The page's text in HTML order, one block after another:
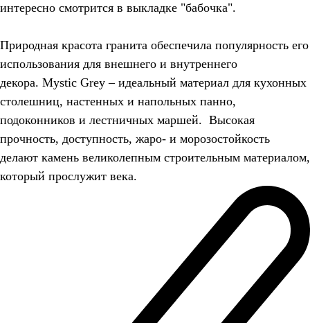
интересно смотрится в выкладке "бабочка".
Природная красота гранита обеспечила популярность его
использования для внешнего и внутреннего
декора. Mystic Grey – идеальный материал для кухонных
столешниц, настенных и напольных панно,
подоконников и лестничных маршей. Высокая
прочность, доступность, жаро- и морозостойкость
делают камень великолепным строительным материалом,
который прослужит века.